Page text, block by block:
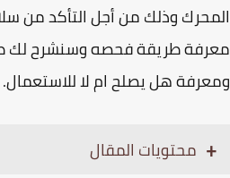
وذلك من أجل التأكد من
طريقة فحصه وسنشرح لك
هل يصلح ام لا للاستعمال.
محتويات المقال